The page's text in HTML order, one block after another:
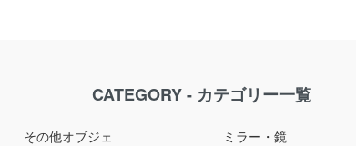
CATEGORY - カテゴリー一覧
その他オブジェ
ミラー・鏡